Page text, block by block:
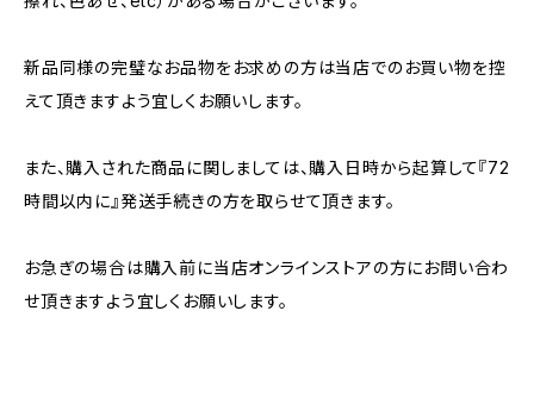
新品同様の完璧なお品物をお求めの方は当店でのお買い物を控
えて頂きますよう宜しくお願いします。
また、購入された商品に関しましては、購入日時から起算して『72
時間以内に』発送手続きの方を取らせて頂きます。
お急ぎの場合は購入前に当店オンラインストアの方にお問い合わ
せ頂きますよう宜しくお願いします。